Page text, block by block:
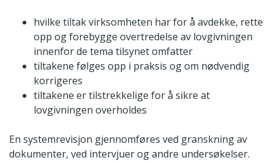
hvilke tiltak virksomheten har for å avdekke, rette
opp og forebygge overtredelse av lovgivningen
innenfor de tema tilsynet omfatter
tiltakene følges opp i praksis og om nødvendig
korrigeres
tiltakene er tilstrekkelige for å sikre at
lovgivningen overholdes
En systemrevisjon gjennomføres ved granskning av
dokumenter, ved intervjuer og andre undersøkelser.